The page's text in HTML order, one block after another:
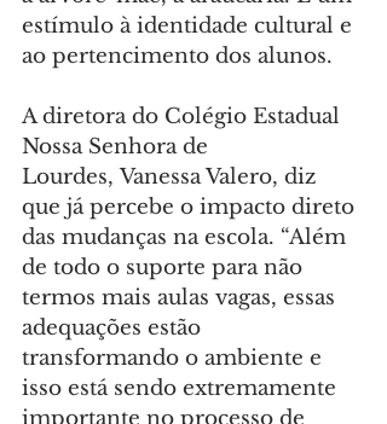
estímulo à identidade cultural e
ao pertencimento dos alunos.
A diretora do Colégio Estadual
Nossa Senhora de
Lourdes, Vanessa Valero, diz
que já percebe o impacto direto
das mudanças na escola. “Além
de todo o suporte para não
termos mais aulas vagas, essas
adequações estão
transformando o ambiente e
isso está sendo extremamente
importante no processo de